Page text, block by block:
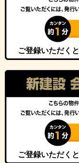
ご登録いただくと
ご登録いただくと